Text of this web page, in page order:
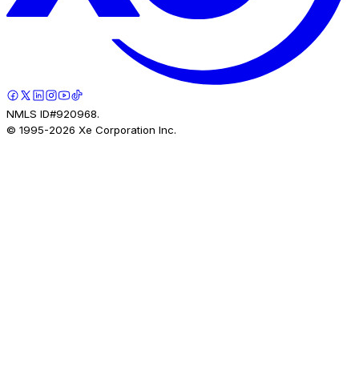
NMLS ID#920968.
© 1995-2026 Xe Corporation Inc.